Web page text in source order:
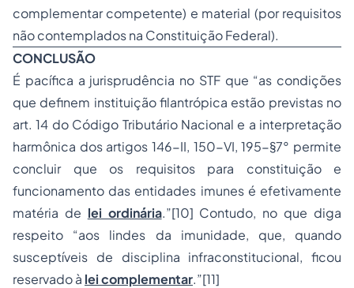
complementar competente) e material (por requisitos
não contemplados na Constituição Federal).
CONCLUSÃO
É pacífica a jurisprudência no STF que “as condições
que definem instituição filantrópica estão previstas no
art. 14 do Código Tributário Nacional e a interpretação
harmônica dos artigos 146-II, 150-VI, 195-§7° permite
concluir que os requisitos para constituição e
funcionamento das entidades imunes é efetivamente
matéria de lei ordinária.”[10] Contudo, no que diga
respeito “aos lindes da imunidade, que, quando
susceptíveis de disciplina infraconstitucional, ficou
reservado à lei complementar.”[11]